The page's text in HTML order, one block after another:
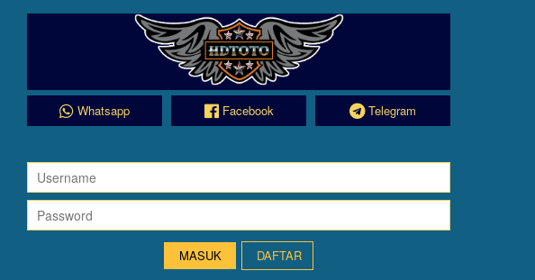
Whatsapp Facebook Telegram
DAFTAR